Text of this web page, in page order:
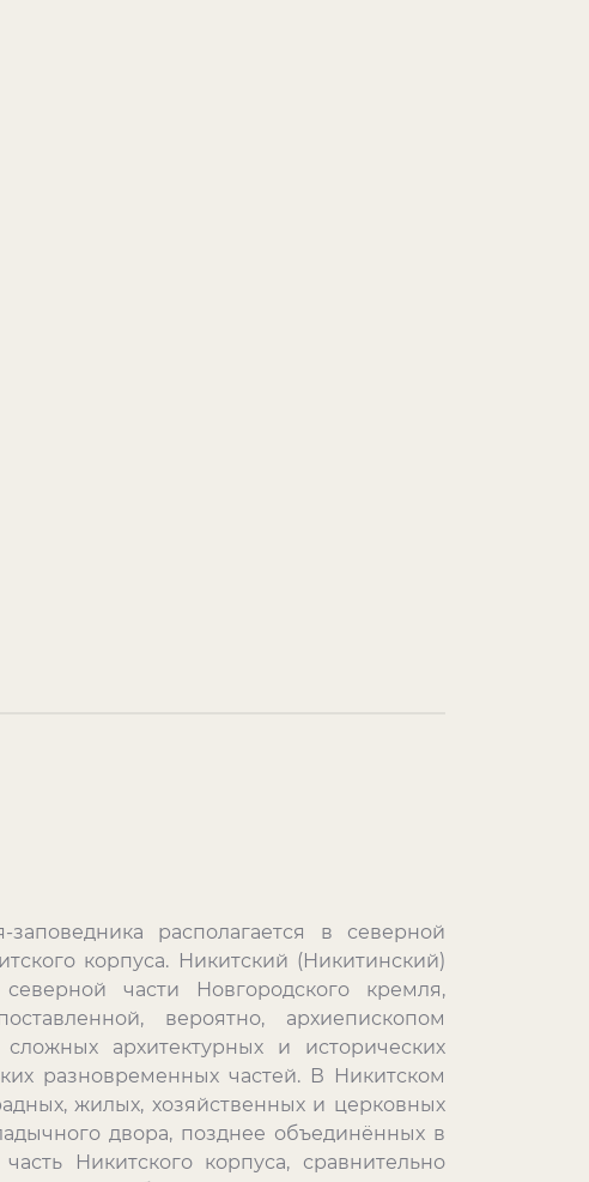
располагается в северной
корпуса. Никитский (Никитинский)
части Новгородского кремля,
вероятно, архиепископом
архитектурных и исторических
разновременных частей. В Никитском
жилых, хозяйственных и церковных
двора, позднее объединённых в
Никитского корпуса, сравнительно